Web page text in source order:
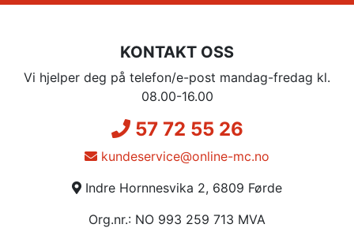
KONTAKT OSS
Vi hjelper deg på telefon/e-post mandag-fredag kl.
08.00-16.00
57 72 55 26
kundeservice@online-mc.no
Indre Hornnesvika 2, 6809 Førde
Org.nr.: NO 993 259 713 MVA